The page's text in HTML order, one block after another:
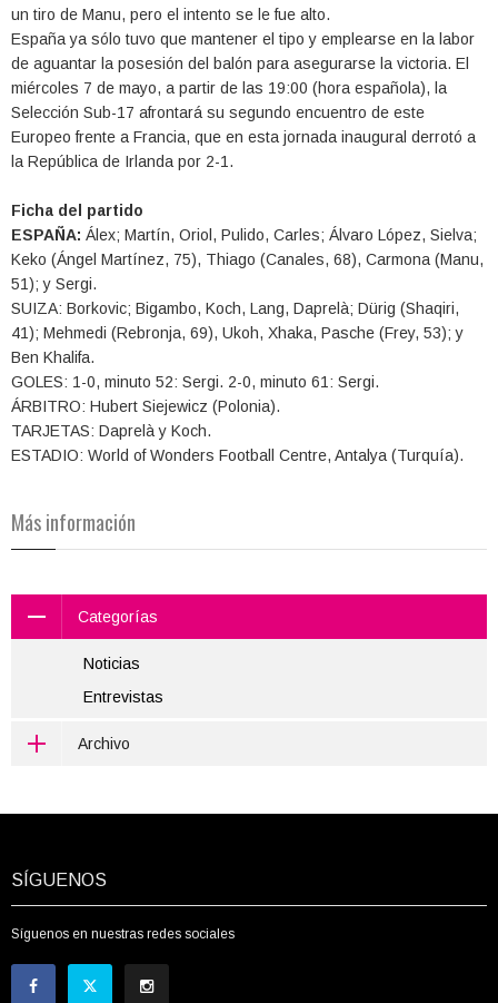
un tiro de Manu, pero el intento se le fue alto.
España ya sólo tuvo que mantener el tipo y emplearse en la labor
de aguantar la posesión del balón para asegurarse la victoria. El
miércoles 7 de mayo, a partir de las 19:00 (hora española), la
Selección Sub-17 afrontará su segundo encuentro de este
Europeo frente a Francia, que en esta jornada inaugural derrotó a
la República de Irlanda por 2-1.
Ficha del partido
ESPAÑA: Álex; Martín, Oriol, Pulido, Carles; Álvaro López, Sielva;
Keko (Ángel Martínez, 75), Thiago (Canales, 68), Carmona (Manu,
51); y Sergi.
SUIZA: Borkovic; Bigambo, Koch, Lang, Daprelà; Dürig (Shaqiri,
41); Mehmedi (Rebronja, 69), Ukoh, Xhaka, Pasche (Frey, 53); y
Ben Khalifa.
GOLES: 1-0, minuto 52: Sergi. 2-0, minuto 61: Sergi.
ÁRBITRO: Hubert Siejewicz (Polonia).
TARJETAS: Daprelà y Koch.
ESTADIO: World of Wonders Football Centre, Antalya (Turquía).
Más información
Categorías
Noticias
Entrevistas
Archivo
SÍGUENOS
Síguenos en nuestras redes sociales